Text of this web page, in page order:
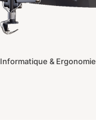
Informatique & Ergonomie